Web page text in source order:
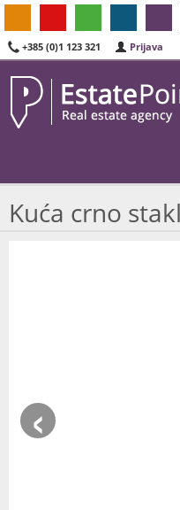
+385 (0)1 123 321 Prijava
Kuća crno
‹